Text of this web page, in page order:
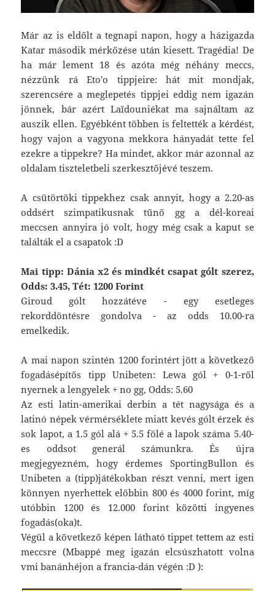
Már az is eldőlt a tegnapi napon, hogy a házigazda
Katar második mérkőzése után kiesett. Tragédia! De
ha már lement 18 és azóta még néhány meccs,
nézzünk rá Eto'o tippjeire: hát mit mondjak,
szerencsére a meglepetés tippjei eddig nem igazán
jönnek, bár azért Laïdouniékat ma sajnáltam az
auszik ellen. Egyébként többen is feltették a kérdést,
hogy vajon a vagyona mekkora hányadát tette fel
ezekre a tippekre? Ha mindet, akkor már azonnal az
oldalam tiszteletbeli szerkesztőjévé teszem.
A csütörtöki tippekhez csak annyit, hogy a 2.20-as
oddsért szimpatikusnak tűnő gg a dél-koreai
meccsen annyira jó volt, hogy még csak a kaput se
találták el a csapatok :D
Mai tipp: Dánia x2 és mindkét csapat gólt szerez,
Odds: 3.45, Tét: 1200 Forint
Giroud gólt hozzátéve - egy esetleges
rekorddöntésre gondolva - az odds 10.00-ra
emelkedik.
A mai napon szintén 1200 forintért jött a következő
fogadásépítős tipp Unibeten: Lewa gól + 0-1-ről
nyernek a lengyelek + no gg, Odds: 5.60
Az esti latin-amerikai derbin a tét nagysága és a
latinó népek vérmérséklete miatt kevés gólt érzek és
sok lapot, a 1.5 gól alá + 5.5 fölé a lapok száma 5.40-
es oddsot generál számunkra. És újra
megjegyezném, hogy érdemes SportingBullon és
Unibeten a (tipp)játékokban részt venni, mert igen
könnyen nyerhettek előbbin 800 és 4000 forint, míg
utóbbin 1200 és 12.000 forint közötti ingyenes
fogadás(oka)t.
Végül a következő képen látható tippet tettem az esti
meccsre (Mbappé meg igazán elcsúszhatott volna
vmi banánhéjon a francia-dán végén :D ):